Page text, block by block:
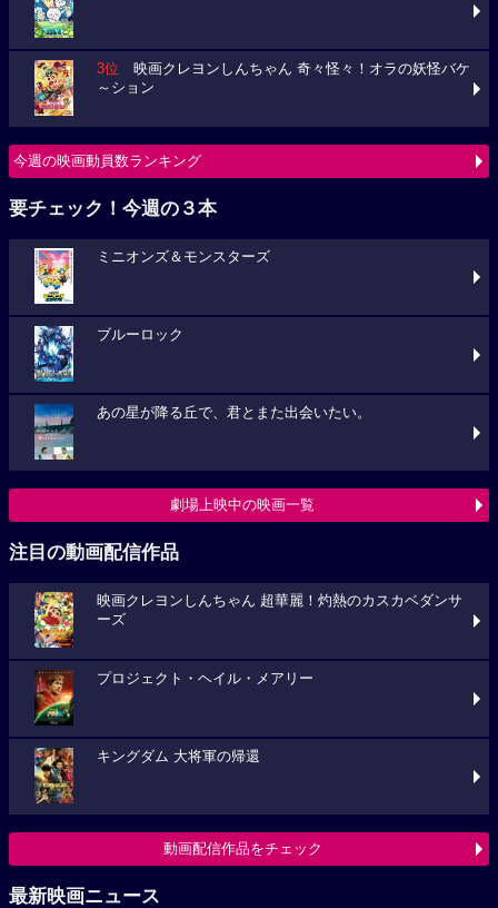
3位 映画クレヨンしんちゃん 奇々怪々！オラの妖怪バケ
～ション
今週の映画動員数ランキング
要チェック！今週の３本
ミニオンズ＆モンスターズ
ブルーロック
あの星が降る丘で、君とまた出会いたい。
劇場上映中の映画一覧
注目の動画配信作品
映画クレヨンしんちゃん 超華麗！灼熱のカスカベダンサ
ーズ
プロジェクト・ヘイル・メアリー
キングダム 大将軍の帰還
動画配信作品をチェック
最新映画ニュース